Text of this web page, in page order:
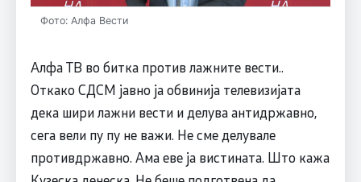
Фото: Алфа Вести
Алфа ТВ во битка против лажните вести..
Откако СДСМ јавно ја обвинија телевизијата
дека шири лажни вести и делува антидржавно,
сега вели пу пу не важи. Не сме делувале
противдржавно. Ама еве ја вистината. Што кажа